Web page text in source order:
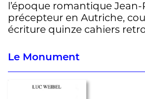
l’époque romantique Jean-
précepteur en Autriche,
écriture quinze cahiers
Le Monument